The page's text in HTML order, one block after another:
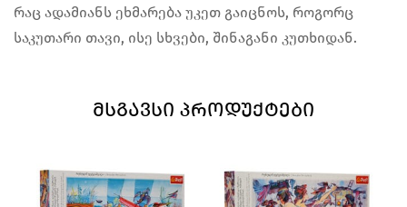
რაც ადამიანს ეხმარება უკეთ გაიცნოს, როგორც
საკუთარი თავი, ისე სხვები, შინაგანი კუთხიდან.
ᲛᲡᲒᲐᲕᲡᲘ ᲞᲠᲝᲓᲣᲥᲢᲔᲑᲘ